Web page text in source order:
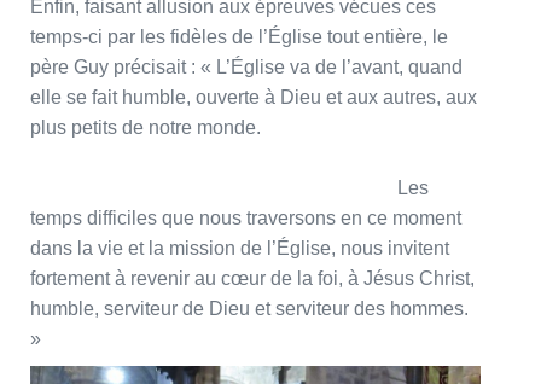
Enfin, faisant allusion aux épreuves vécues ces
temps-ci par les fidèles de l’Église tout entière, le
père Guy précisait : « L’Église va de l’avant, quand
elle se fait humble, ouverte à Dieu et aux autres, aux
plus petits de notre monde.
Les
temps difficiles que nous traversons en ce moment
dans la vie et la mission de l’Église, nous invitent
fortement à revenir au cœur de la foi, à Jésus Christ,
humble, serviteur de Dieu et serviteur des hommes.
»